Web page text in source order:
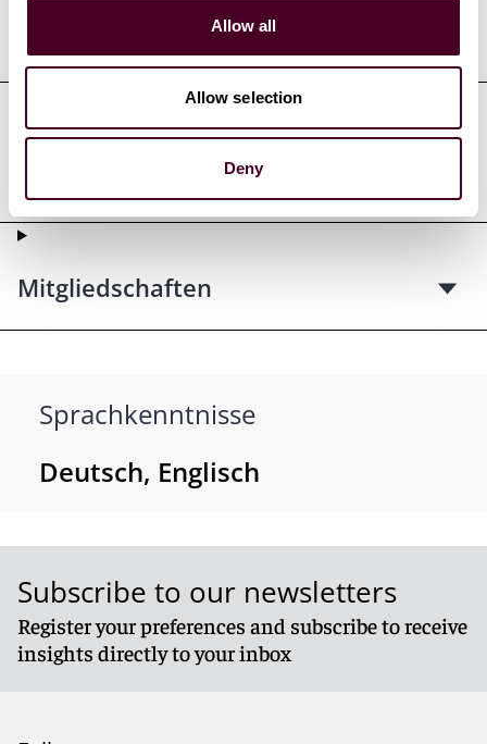
Allow all
Allow selection
Deny
Zulassungen und berufliche
Mitgliedschaften
Sprachkenntnisse
Deutsch, Englisch
Subscribe to our newsletters
Register your preferences and subscribe to receive
insights directly to your inbox